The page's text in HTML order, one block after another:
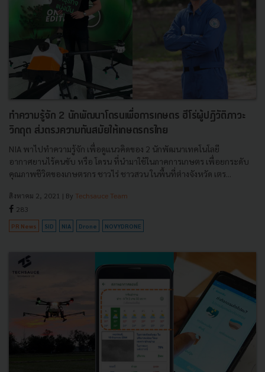
ทำความรู้จัก 2 นักพัฒนาโดรนเพื่อการเกษตร ฮีโร่ผู้ปฏิวัติภาวะ
วิกฤต ส่งตรงความทันสมัยให้เกษตรกรไทย
NIA พาไปทำความรู้จัก เพื่อดูแนวคิดของ 2 นักพัฒนาเทคโนโลยี
อากาศยานไร้คนขับ หรือ โดรน ที่นำมาใช้ในภาคการเกษตร เพื่อยกระดับ
คุณภาพชีวิตของเกษตรกร ชาวไร่ ชาวสวน ในพื้นที่ต่างจังหวัด เตร...
สิงหาคม 2, 2021 | By Techsauce Team
283
PR News SID NIA Drone NOVYDRONE